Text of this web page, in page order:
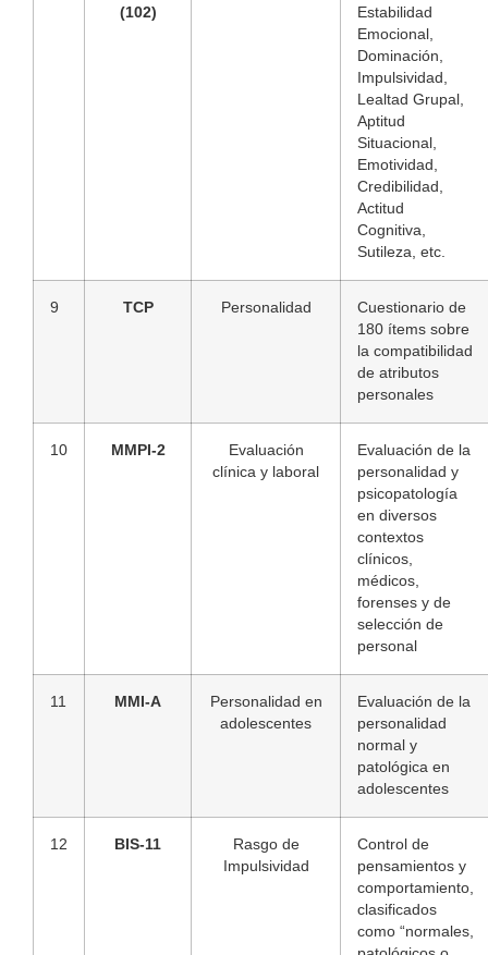
(102)
Estabilidad
Emocional,
Dominación,
Impulsividad,
Lealtad Grupal,
Aptitud
Situacional,
Emotividad,
Credibilidad,
Actitud
Cognitiva,
Sutileza, etc.
9 TCP Personalidad
Cuestionario de
180 ítems sobre
la compatibilidad
de atributos
personales
10 MMPI-2
Evaluación
clínica y laboral
Evaluación de la
personalidad y
psicopatología
en diversos
contextos
clínicos,
médicos,
forenses y de
selección de
personal
11 MMI-A
Personalidad en
adolescentes
Evaluación de la
personalidad
normal y
patológica en
adolescentes
12 BIS-11
Rasgo de
Impulsividad
Control de
pensamientos y
comportamiento,
clasificados
como “normales,